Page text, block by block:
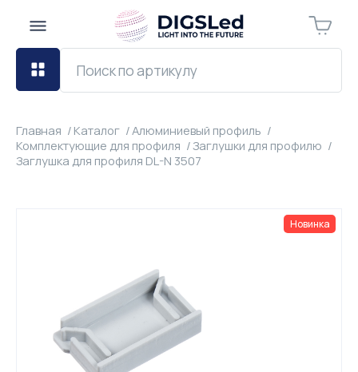
Главная Каталог
Алюминиевый профиль
Комплектующие для профиля
Заглушки для профилю
Заглушка для профиля DL-N 3507
Новинка